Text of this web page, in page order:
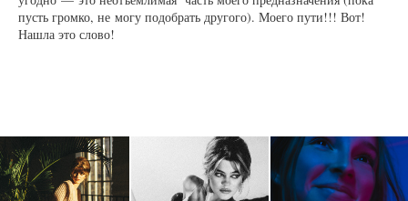
пусть громко, не могу подобрать другого). Моего пути!!! Вот!
Нашла это слово!